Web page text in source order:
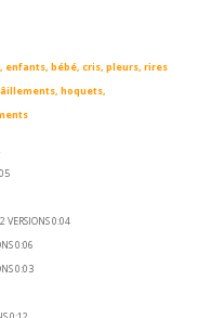
enfants, bébé, cris, pleurs, rires
hoquets,
0:12
0:05
0:07
: 2 VERSIONS 0:04
3 VERSIONS 0:06
2 VERSIONS 0:03
0:06